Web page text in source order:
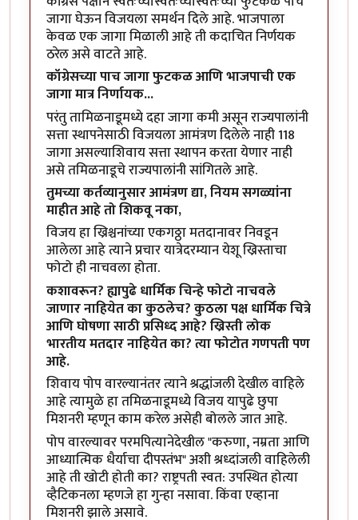
जागा घेऊन विजयला समर्थन दिले आहे. भाजपाला
केवळ एक जागा मिळाली आहे ती कदाचित निर्णयक
ठरेल असे वाटते आहे.
कॉग्रेसच्या पाच जागा फुटकळ आणि भाजपाची एक
जागा मात्र निर्णायक...
परंतु तामिळनाडूमध्ये दहा जागा कमी असून राज्यपालांनी
सत्ता स्थापनेसाठी विजयला आमंत्रण दिलेले नाही 118
जागा असल्याशिवाय सत्ता स्थापन करता येणार नाही
असे तमिळनाडूचे राज्यपालांनी सांगितले आहे.
तुमच्या कर्तव्यानुसार आमंत्रण द्या, नियम सगळ्यांना
माहीत आहे तो शिकवू नका,
विजय हा ख्रिश्चनांच्या एकगठ्ठा मतदानावर निवडून
आलेला आहे त्याने प्रचार यात्रेदरम्यान येशू ख्रिस्ताचा
फोटो ही नाचवला होता.
कशावरून? ह्यापुढे धार्मिक चिन्हे फोटो नाचवले
जाणार नाहियेत का कुठलेच? कुठला पक्ष धार्मिक चित्रे
आणि घोषणा साठी प्रसिध्द आहे? ख्रिस्ती लोक
भारतीय मतदार नाहियेत का? त्या फोटोत गणपती पण
आहे.
शिवाय पोप वारल्यानंतर त्याने श्रद्धांजली देखील वाहिले
आहे त्यामुळे हा तमिळनाडूमध्ये विजय यापुढे छुपा
मिशनरी म्हणून काम करेल असेही बोलले जात आहे.
पोप वारल्यावर परमपित्यानेदेखील "करुणा, नम्रता आणि
आध्यात्मिक धैर्याचा दीपस्तंभ" अशी श्रध्दांजली वाहिलेली
आहे ती खोटी होती का? राष्ट्रपती स्वत: उपस्थित होत्या
व्हैटिकनला म्हणजे हा गुन्हा नसावा. किंवा एव्हाना
मिशनरी झाले असावे.